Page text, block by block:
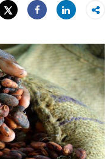
Tweet
Share
Share